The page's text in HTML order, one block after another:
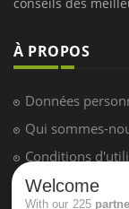
À PROPOS
Données
Qui sommes-
Conditions
Plan du site
Welcome
With our 225